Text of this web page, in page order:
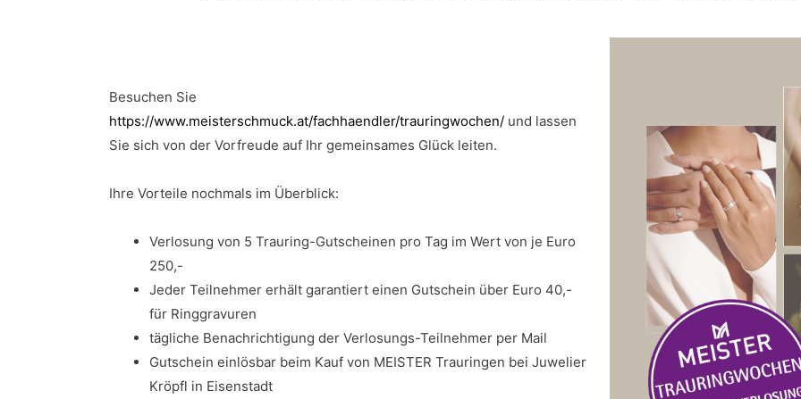
Besuchen Sie
https://www.meisterschmuck.at/fachhaendler/trauringwochen/ und lassen
Sie sich von der Vorfreude auf Ihr gemeinsames Glück leiten.
Ihre Vorteile nochmals im Überblick:
Verlosung von 5 Trauring-Gutscheinen pro Tag im Wert von je Euro
250,-
Jeder Teilnehmer erhält garantiert einen Gutschein über Euro 40,-
für Ringgravuren
tägliche Benachrichtigung der Verlosungs-Teilnehmer per Mail
Gutschein einlösbar beim Kauf von MEISTER Trauringen bei Juwelier
Kröpfl in Eisenstadt